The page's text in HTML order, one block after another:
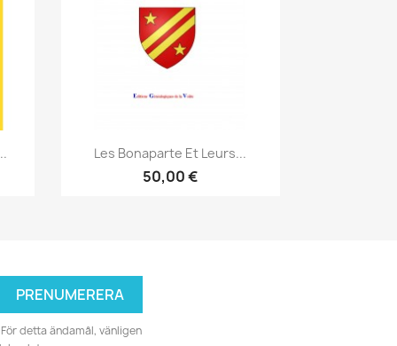
Snabbvy
Les Bonaparte Et Leurs...
50,00 €
detta ändamål, vänligen